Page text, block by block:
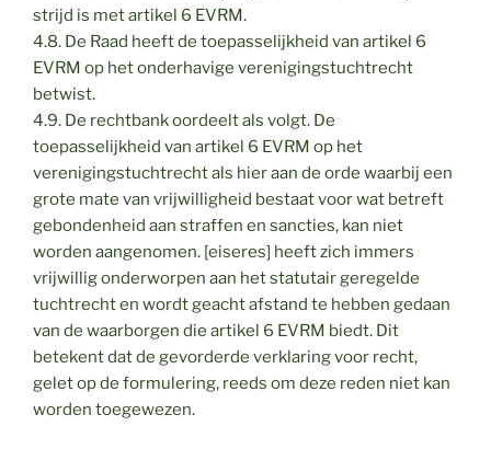
strijd is met artikel 6 EVRM.
4.8. De Raad heeft de toepasselijkheid van artikel 6
EVRM op het onderhavige verenigingstuchtrecht
betwist.
4.9. De rechtbank oordeelt als volgt. De
toepasselijkheid van artikel 6 EVRM op het
verenigingstuchtrecht als hier aan de orde waarbij een
grote mate van vrijwilligheid bestaat voor wat betreft
gebondenheid aan straffen en sancties, kan niet
worden aangenomen. [eiseres] heeft zich immers
vrijwillig onderworpen aan het statutair geregelde
tuchtrecht en wordt geacht afstand te hebben gedaan
van de waarborgen die artikel 6 EVRM biedt. Dit
betekent dat de gevorderde verklaring voor recht,
gelet op de formulering, reeds om deze reden niet kan
worden toegewezen.